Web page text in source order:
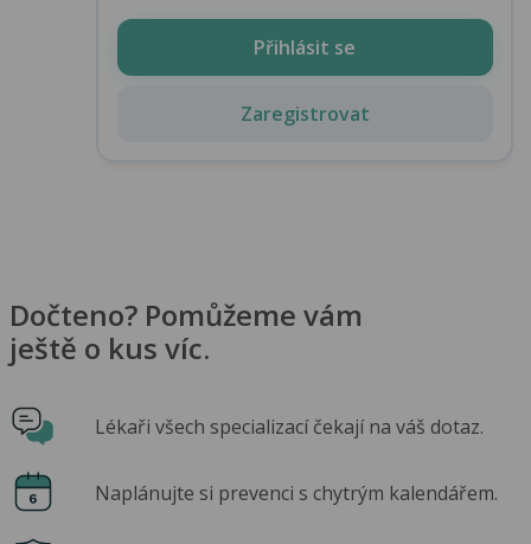
Přihlásit se
Zaregistrovat
Dočteno? Pomůžeme vám
ještě o kus víc.
Lékaři všech specializací čekají na váš dotaz.
Naplánujte si prevenci s chytrým kalendářem.